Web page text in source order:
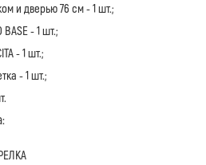
и дверью 76 см - 1 шт.;
- 1 шт.;
- 1 шт.;
- 1 шт.;